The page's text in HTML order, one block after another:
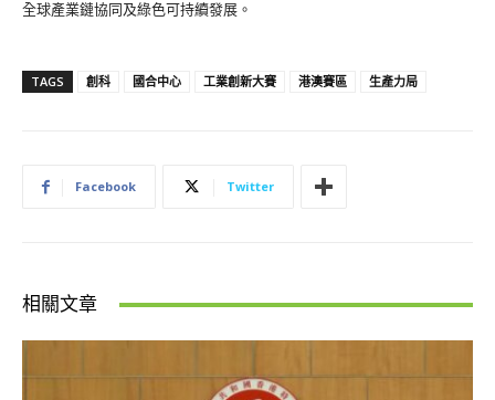
全球產業鏈協同及綠色可持續發展。
TAGS 創科 國合中心 工業創新大賽 港澳賽區 生產力局
Facebook Twitter
相關文章